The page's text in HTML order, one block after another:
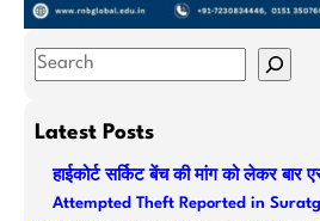
S
aLatest Posts
हाईकोर्ट सर्किट बेंच की मांग को लेकर बार
Attempted Theft Reported in